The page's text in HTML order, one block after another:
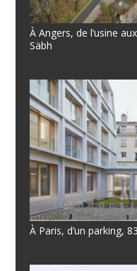
À Angers, de l’usine
Säbh
À Paris, d’un parking,